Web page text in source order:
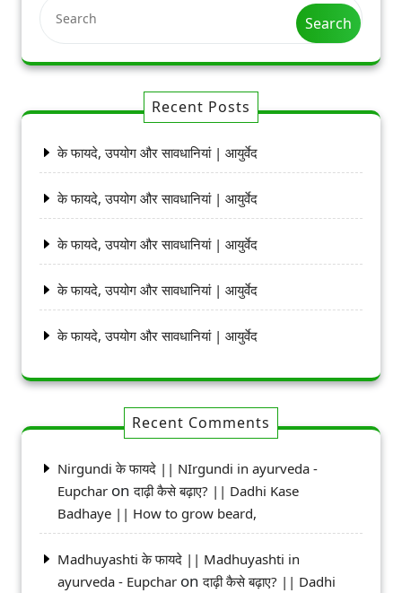
Search
Recent Posts
के फायदे, उपयोग और सावधानियां | आयुर्वेद
के फायदे, उपयोग और सावधानियां | आयुर्वेद
के फायदे, उपयोग और सावधानियां | आयुर्वेद
के फायदे, उपयोग और सावधानियां | आयुर्वेद
के फायदे, उपयोग और सावधानियां | आयुर्वेद
Recent Comments
Nirgundi के फायदे || NIrgundi in ayurveda -
Eupchar onदाढ़ी कैसे बढ़ाए? || Dadhi Kase
Badhaye || How to grow beard,
Madhuyashti के फायदे || Madhuyashti in
ayurveda - Eupchar onदाढ़ी कैसे बढ़ाए? || Dadhi